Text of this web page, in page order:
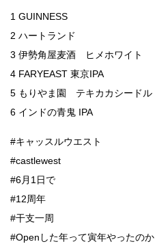
1 GUINNESS
2 ハートランド
3 伊勢角屋麦酒 ヒメホワイト
4 FARYEAST 東京IPA
5 もりやま園 テキカカシードル
6 インドの青鬼 IPA
#キャッスルウエスト
#castlewest
#6月1日で
#12周年
#干支一周
#Openした年って寅年やったのか